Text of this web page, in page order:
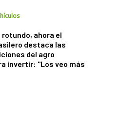
rotundo, ahora el
destaca las
del agro
invertir: "Los veo más